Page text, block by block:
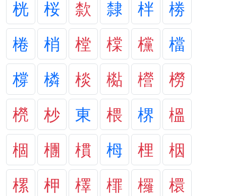
桄 桜 歀 隸 柈
椦
棬
梢 樘 橖 欓
檔
橕
橉 棪 檆 櫿
橯
橩
杪 東 椳 楐
榲
棝
檲 樌 栂 梩
栶
樏
柙 檡 檌 欏
檈